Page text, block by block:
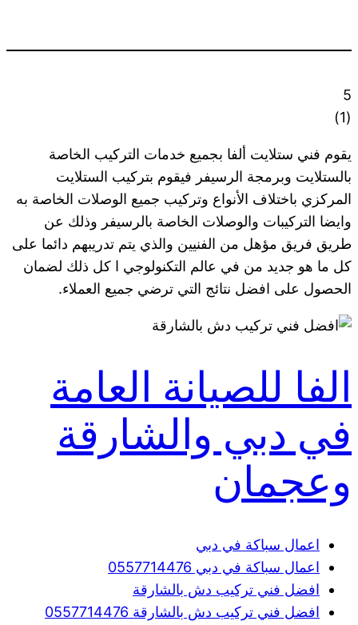
5
(
1
)
يقوم فني ستلايت ألفا بجميع خدمات التركيب الخاصة
بالستلايت وبرمجة الرسيفر فيقوم بتركيب الستلايت
المركزي باختلاف الأنواع وتركيب جميع الوصلات الخاصة به
وايضا التركيبات والوصلات الخاصة بالرسيفر وذلك عن
طريق فريق مؤهل من الفنيين والذي يتم تدريبهم دائما على
كل ما هو جديد من في عالم التكنولوجي ا كل ذلك لضمان
الحصول على افضل نتائج التي ترضي جميع العملاء.
الفا للصيانة العامة
في دبي والشارقة
وعجمان
اعمال سباكة في دبي
اعمال سباكة في دبي 0557714476
افضل فني تركيب دش بالشارقة
افضل فني تركيب دش بالشارقة 0557714476